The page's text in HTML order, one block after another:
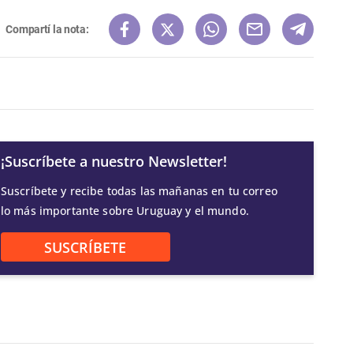
Compartí la nota:
¡Suscríbete a nuestro Newsletter!
Suscríbete y recibe todas las mañanas en tu correo
lo más importante sobre Uruguay y el mundo.
SUSCRÍBETE